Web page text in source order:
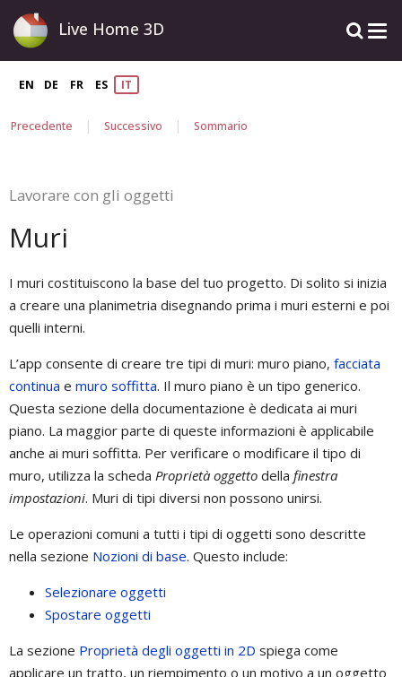
Live Home 3D
EN DE FR ES IT
Precedente | Successivo | Sommario
Lavorare con gli oggetti
Muri
I muri costituiscono la base del tuo progetto. Di solito si inizia
a creare una planimetria disegnando prima i muri esterni e poi
quelli interni.
L’app consente di creare tre tipi di muri: muro piano, facciata
continua e muro soffitta. Il muro piano è un tipo generico.
Questa sezione della documentazione è dedicata ai muri
piano. La maggior parte di queste informazioni è applicabile
anche ai muri soffitta. Per verificare o modificare il tipo di
muro, utilizza la scheda Proprietà oggetto della finestra
impostazioni. Muri di tipi diversi non possono unirsi.
Le operazioni comuni a tutti i tipi di oggetti sono descritte
nella sezione Nozioni di base. Questo include:
Selezionare oggetti
Spostare oggetti
La sezione Proprietà degli oggetti in 2D spiega come
applicare un tratto, un riempimento o un motivo a un oggetto